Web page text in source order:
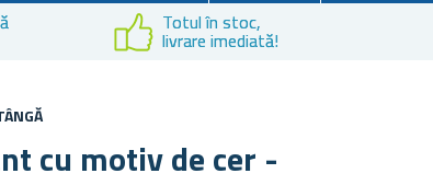
Totul în stoc,
livrare imediată!
cu motiv de cer -